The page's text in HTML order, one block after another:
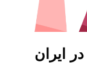
ایران